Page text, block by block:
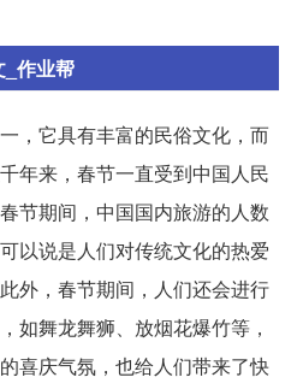
作业帮
，它具有丰富的民俗文化，而
年来，春节一直受到中国人民
节期间，中国国内旅游的人数
以说是人们对传统文化的热爱
外，春节期间，人们还会进行
如舞龙舞狮、放烟花爆竹等，
喜庆气氛，也给人们带来了快